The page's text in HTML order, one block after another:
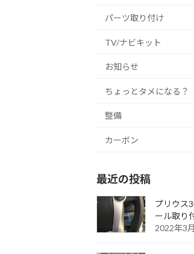
パーツ取り付け
TV/ナビキット
お知らせ
ちょっとタメになる？
整備
カーボン
最近の投稿
プリウス
ール取り
2022年3